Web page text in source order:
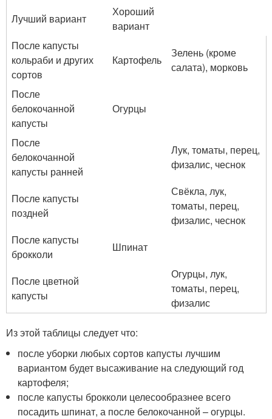
Лучший вариант
Хороший
вариант
После капусты
кольраби и других
сортов
Картофель
Зелень (кроме
салата), морковь
После
белокочанной
капусты
Огурцы
После
белокочанной
капусты ранней
Лук, томаты, перец,
физалис, чеснок
После капусты
поздней
Свёкла, лук,
томаты, перец,
физалис, чеснок
После капусты
брокколи
Шпинат
После цветной
капусты
Огурцы, лук,
томаты, перец,
физалис
Из этой таблицы следует что:
после уборки любых сортов капусты лучшим
вариантом будет высаживание на следующий год
картофеля;
после капусты брокколи целесообразнее всего
посадить шпинат, а после белокочанной – огурцы.